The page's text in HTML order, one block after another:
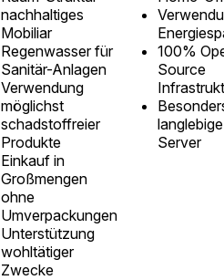
nachhaltiges
Mobiliar
Regenwasser für
Sanitär-Anlagen
Verwendung
möglichst
schadstoffreier
Produkte
Einkauf in
Großmengen
ohne
Umverpackungen
Unterstützung
wohltätiger
Zwecke
100%
Source
Server